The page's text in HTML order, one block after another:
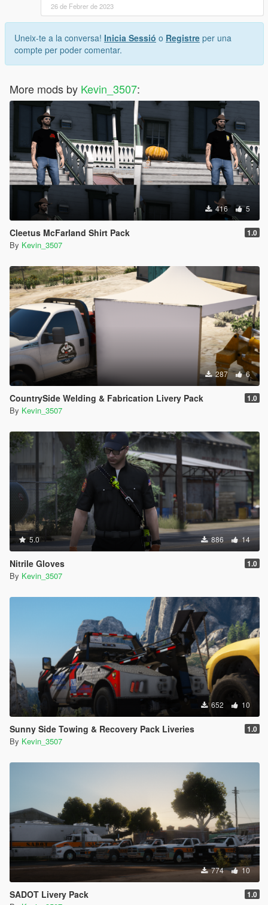
26 de Febrer de 2023
Uneix-te a la conversa! Inicia Sessió o Registre per una
compte per poder comentar.
More mods by Kevin_3507:
416 5
Cleetus McFarland Shirt Pack 1.0
By Kevin_3507
287 6
CountrySide Welding & Fabrication Livery Pack 1.0
By Kevin_3507
5.0 886 14
Nitrile Gloves 1.0
By Kevin_3507
652 10
Sunny Side Towing & Recovery Pack Liveries 1.0
By Kevin_3507
774 10
SADOT Livery Pack 1.0